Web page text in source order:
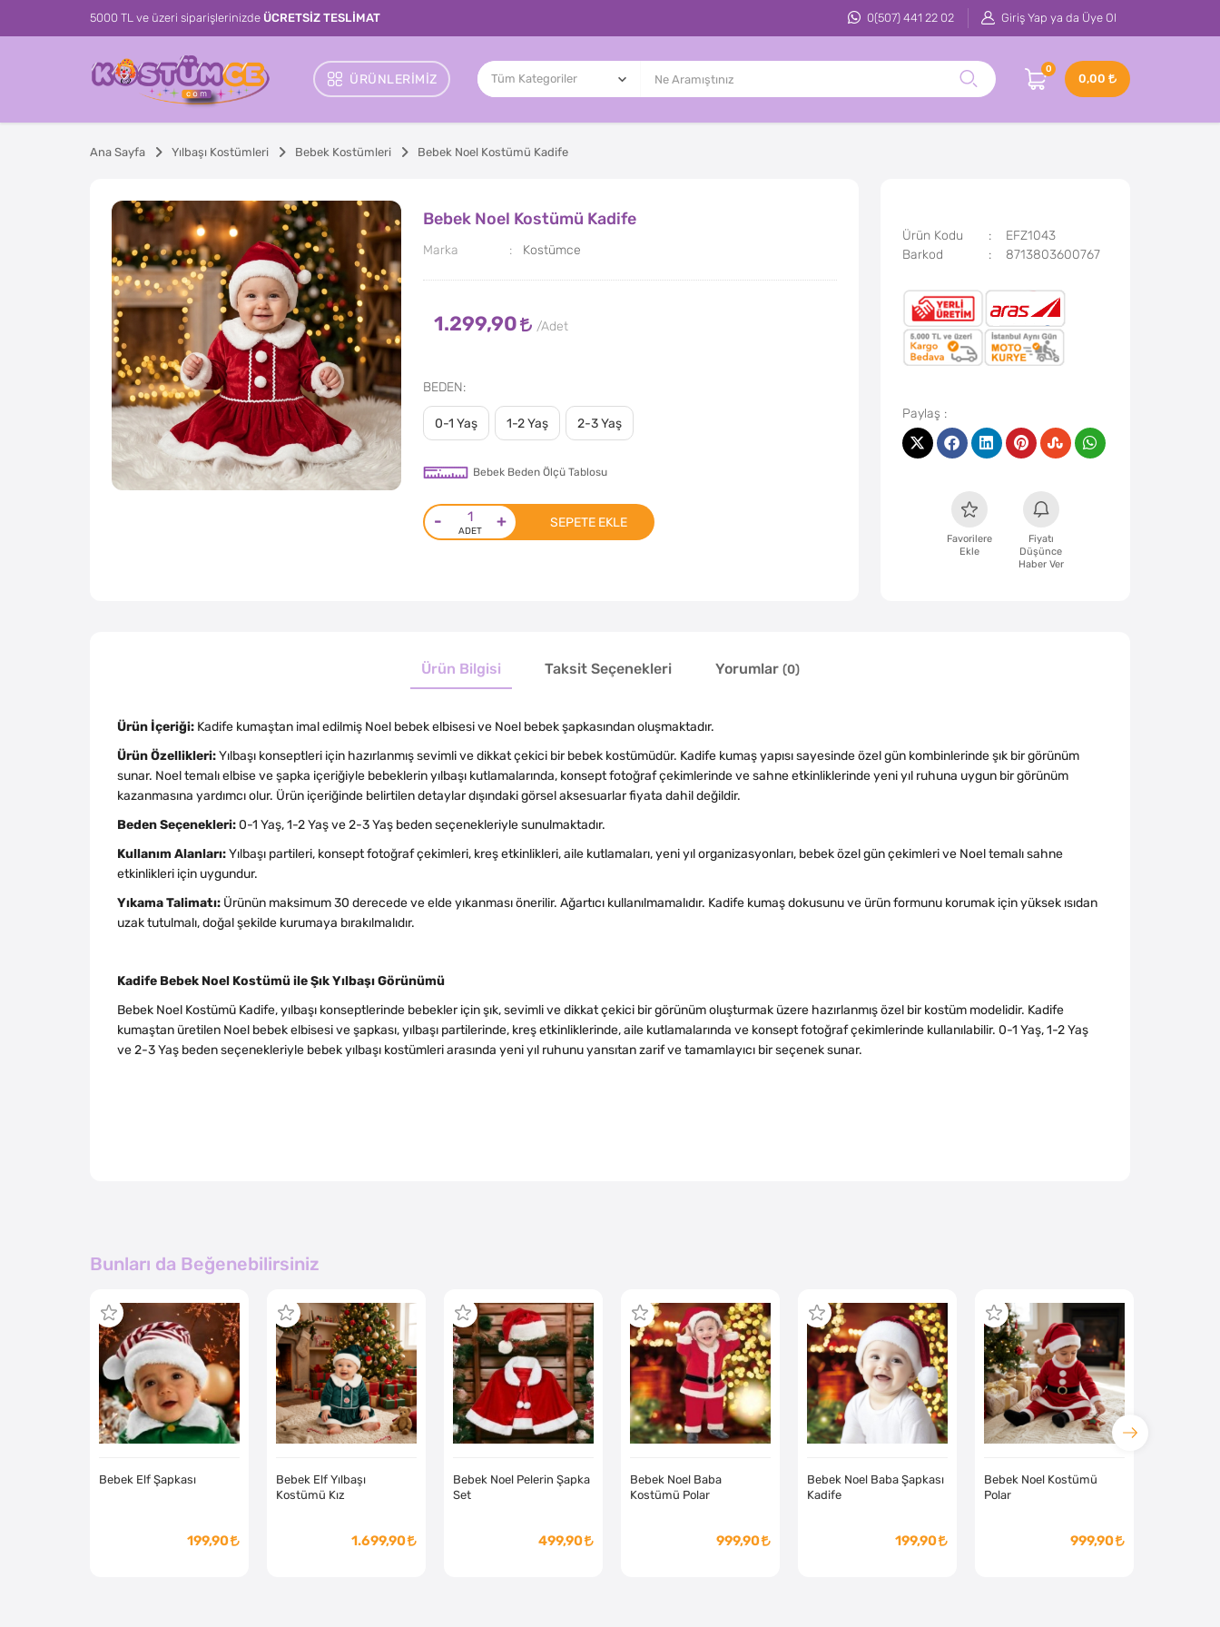
5000 TL ve üzeri siparişlerinizde ÜCRETSİZ TESLİMAT 0(507) 441 22 02 Giriş Yap ya da Üye Ol
ÜRÜNLERIMIZ
0
0,00
Ana Sayfa Yılbaşı Kostümleri Bebek Kostümleri Bebek Noel Kostümü Kadife
Bebek Noel Kostümü Kadife
Marka Kostümce
1.299,90
BEDEN
0-1 Yaş 1-2 Yaş 2-3 Yaş
Bebek Beden Ölçü Tablosu
- + SEPETE EKLE
Ürün Kodu
EFZ1043
Barkod
8713803600767
Favorilere
Ekle
Fiyatı
Düşünce
Haber Ver
Ürün Bilgisi Taksit Seçenekleri Yorumlar (0)
Ürün İçeriği: Kadife kumaştan imal edilmiş Noel bebek elbisesi ve Noel bebek şapkasından oluşmaktadır.
Ürün Özellikleri:Yılbaşı konseptleri için hazırlanmış sevimli ve dikkat çekici bir bebek kostümüdür. Kadife kumaş yapısı sayesinde özel gün kombinlerinde şık bir görünüm
sunar. Noel temalı elbise ve şapka içeriğiyle bebeklerin yılbaşı kutlamalarında, konsept fotoğraf çekimlerinde ve sahne etkinliklerinde yeni yıl ruhuna uygun bir görünüm
kazanmasına yardımcı olur. Ürün içeriğinde belirtilen detaylar dışındaki görsel aksesuarlar fiyata dahil değildir.
Beden Seçenekleri:0-1 Yaş, 1-2 Yaş ve 2-3 Yaş beden seçenekleriyle sunulmaktadır.
Kullanım Alanları:Yılbaşı partileri, konsept fotoğraf çekimleri, kreş etkinlikleri, aile kutlamaları, yeni yıl organizasyonları, bebek özel gün çekimleri ve Noel temalı sahne
etkinlikleri için uygundur.
Yıkama Talimatı: Ürünün maksimum 30 derecede ve elde yıkanması önerilir. Ağartıcı kullanılmamalıdır. Kadife kumaş dokusunu ve ürün formunu korumak için yüksek ısıdan
uzak tutulmalı, doğal şekilde kurumaya bırakılmalıdır.
Kadife Bebek Noel Kostümü ile Şık Yılbaşı Görünümü
Bebek Noel Kostümü Kadife, yılbaşı konseptlerinde bebekler için şık, sevimli ve dikkat çekici bir görünüm oluşturmak üzere hazırlanmış özel bir kostüm modelidir. Kadife
kumaştan üretilen Noel bebek elbisesi ve şapkası, yılbaşı partilerinde, kreş etkinliklerinde, aile kutlamalarında ve konsept fotoğraf çekimlerinde kullanılabilir. 0-1 Yaş, 1-2 Yaş
ve 2-3 Yaş beden seçenekleriyle bebek yılbaşı kostümleri arasında yeni yıl ruhunu yansıtan zarif ve tamamlayıcı bir seçenek sunar.
Bunları da Beğenebilirsiniz
Bebek Elf Şapkası
199,90
Bebek Elf Yılbaşı
Kostümü Kız
1.699,90
Bebek Noel Pelerin Şapka
Set
499,90
Bebek Noel Baba
Kostümü Polar
999,90
Bebek Noel Baba Şapkası
Kadife
199,90
Bebek Noel Kostümü
Polar
999,90